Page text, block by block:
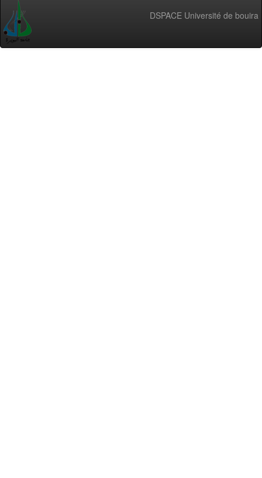
DSPACE Université de bouira